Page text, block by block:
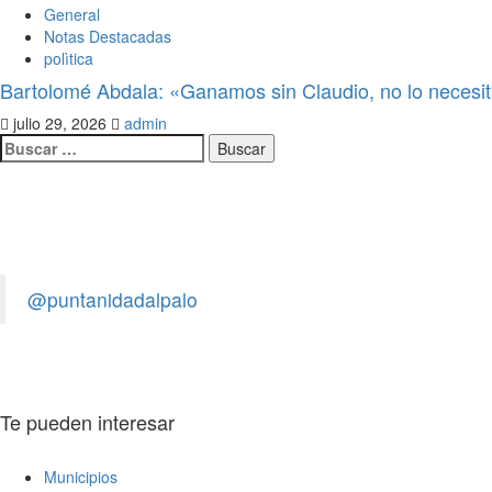
General
Notas Destacadas
polìtica
Bartolomé Abdala: «Ganamos sin Claudio, no lo
julio 29, 2026 admin
@puntanidadalpalo
Pepe Olguín: «La soberanía no se
Te pueden interesar
Municipios